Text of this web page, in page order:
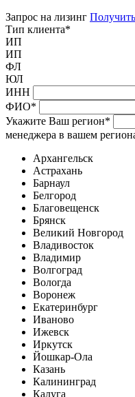
Запрос на лизинг
Тип клиента*
ИП
ИП
ФЛ
ЮЛ
ИНН
ФИО*
Укажите Ваш регион*
менеджера в вашем
Архангельск
Астрахань
Барнаул
Белгород
Благовещенск
Брянск
Великий Новгород
Владивосток
Владимир
Волгоград
Вологда
Воронеж
Екатеринбург
Иваново
Ижевск
Иркутск
Йошкар-Ола
Казань
Калининград
Калуга